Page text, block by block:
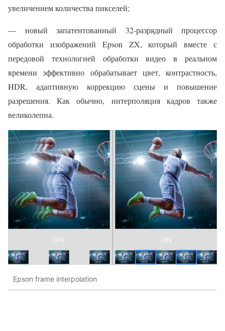
увеличением количества пикселей;
— новый запатентованный 32-разрядный процессор
обработки изображений Epson ZX, который вместе с
передовой технологией обработки видео в реальном
времени эффективно обрабатывает цвет, контрастность,
HDR, адаптивную коррекцию сцены и повышение
разрешения. Как обычно, интерполяция кадров также
великолепна.
Epson frame interpolation